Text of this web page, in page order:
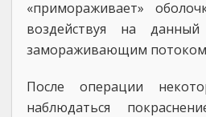
«примораживает»
воздействуя на данный
замораживающим
После операции
наблюдаться